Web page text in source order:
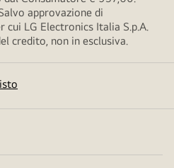
approvazione di
cui LG Electronics Italia S.p.A.
credito, non in esclusiva.